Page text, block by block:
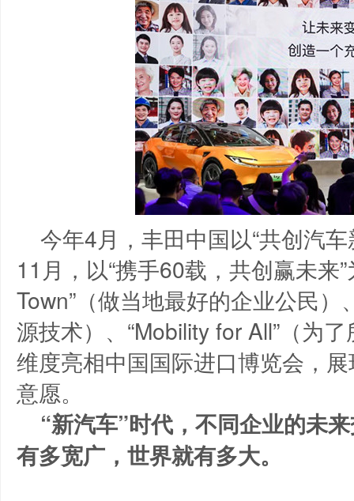
今年4月，丰田中国以“共创汽
11月，以“携手60载，共创赢未来
Town”（做当地最好的企业公民）
源技术）、“Mobility for All”（为
维度亮相中国国际进口博览会，
意愿。
“新汽车”时代，不同企业的未
有多宽广，世界就有多大。